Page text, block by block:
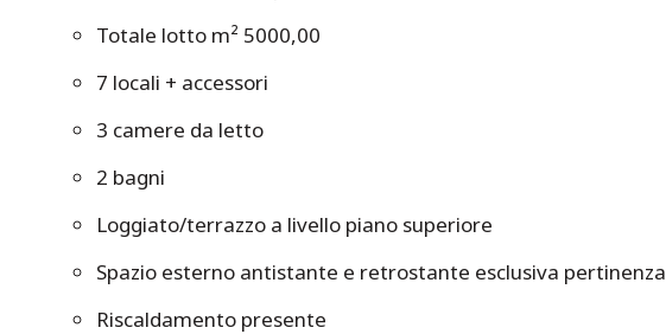
Totale lotto m² 5000,00
7 locali + accessori
3 camere da letto
2 bagni
Loggiato/terrazzo a livello piano superiore
Spazio esterno antistante e retrostante esclusiva pertinenza
Riscaldamento presente